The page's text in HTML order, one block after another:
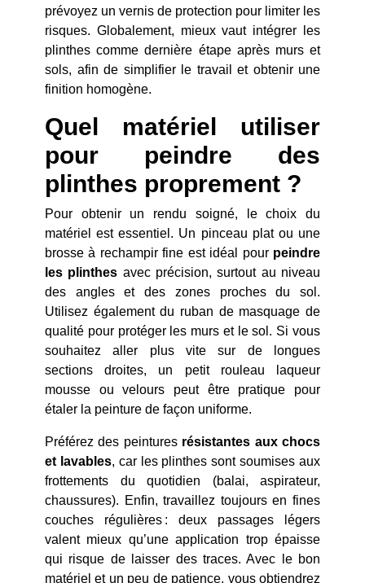
prévoyez un vernis de protection pour limiter les
risques. Globalement, mieux vaut intégrer les
plinthes comme dernière étape après murs et
sols, afin de simplifier le travail et obtenir une
finition homogène.
Quel matériel utiliser
pour peindre des
plinthes proprement ?
Pour obtenir un rendu soigné, le choix du
matériel est essentiel. Un pinceau plat ou une
brosse à rechampir fine est idéal pour peindre
les plinthes avec précision, surtout au niveau
des angles et des zones proches du sol.
Utilisez également du ruban de masquage de
qualité pour protéger les murs et le sol. Si vous
souhaitez aller plus vite sur de longues
sections droites, un petit rouleau laqueur
mousse ou velours peut être pratique pour
étaler la peinture de façon uniforme.
Préférez des peintures résistantes aux chocs
et lavables, car les plinthes sont soumises aux
frottements du quotidien (balai, aspirateur,
chaussures). Enfin, travaillez toujours en fines
couches régulières : deux passages légers
valent mieux qu’une application trop épaisse
qui risque de laisser des traces. Avec le bon
matériel et un peu de patience, vous obtiendrez